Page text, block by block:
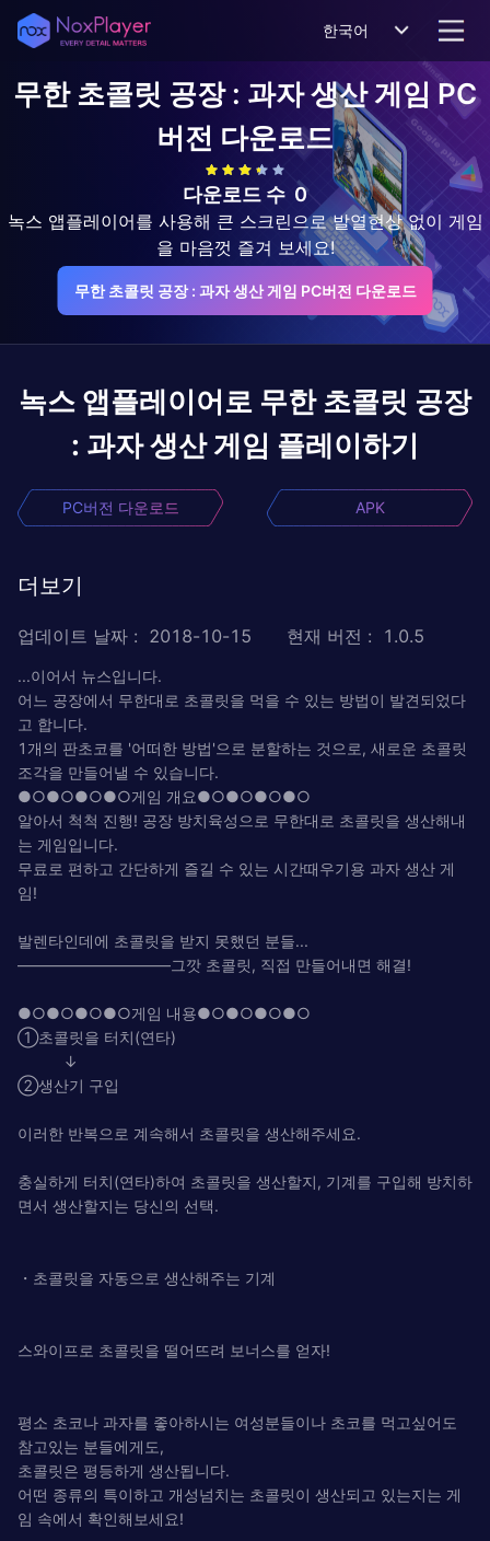
한국어
무한 초콜릿 공장 : 과자 생산 게임 PC
버전 다운로드
다운로드 수 0
녹스 앱플레이어를 사용해 큰 스크린으로 발열현상 없이 게임
을 마음껏 즐겨 보세요!
무한 초콜릿 공장 : 과자 생산 게임 PC버전 다운로드
녹스 앱플레이어로 무한 초콜릿 공장
: 과자 생산 게임 플레이하기
PC버전 다운로드 APK
더보기
업데이트 날짜 : 2018-10-15 현재 버전 : 1.0.5
...이어서 뉴스입니다.
어느 공장에서 무한대로 초콜릿을 먹을 수 있는 방법이 발견되었다
고 합니다.
1개의 판초코를 '어떠한 방법'으로 분할하는 것으로, 새로운 초콜릿
조각을 만들어낼 수 있습니다.
●○●○●○●○게임 개요●○●○●○●○
알아서 척척 진행! 공장 방치육성으로 무한대로 초콜릿을 생산해내
는 게임입니다.
무료로 편하고 간단하게 즐길 수 있는 시간때우기용 과자 생산 게
임!
발렌타인데에 초콜릿을 받지 못했던 분들...
――――――――――그깟 초콜릿, 직접 만들어내면 해결!
●○●○●○●○게임 내용●○●○●○●○
①초콜릿을 터치(연타)
↓
②생산기 구입
이러한 반복으로 계속해서 초콜릿을 생산해주세요.
충실하게 터치(연타)하여 초콜릿을 생산할지, 기계를 구입해 방치하
면서 생산할지는 당신의 선택.
・초콜릿을 자동으로 생산해주는 기계
스와이프로 초콜릿을 떨어뜨려 보너스를 얻자!
평소 초코나 과자를 좋아하시는 여성분들이나 초코를 먹고싶어도
참고있는 분들에게도,
초콜릿은 평등하게 생산됩니다.
어떤 종류의 특이하고 개성넘치는 초콜릿이 생산되고 있는지는 게
임 속에서 확인해보세요!